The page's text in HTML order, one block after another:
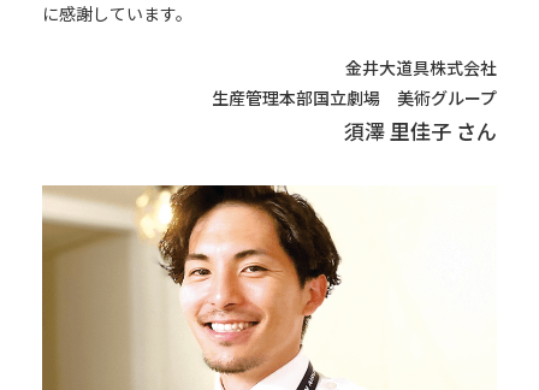
に感謝しています。
金井大道具株式会社
生産管理本部国立劇場 美術グループ
須澤 里佳子 さん